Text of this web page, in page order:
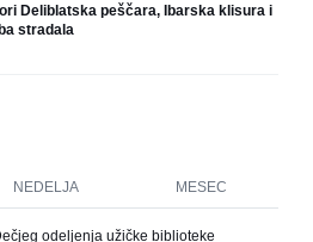
Deliblatska peščara, Ibarska klisura i
stradala
NEDELJA MESEC
odeljenja užičke biblioteke